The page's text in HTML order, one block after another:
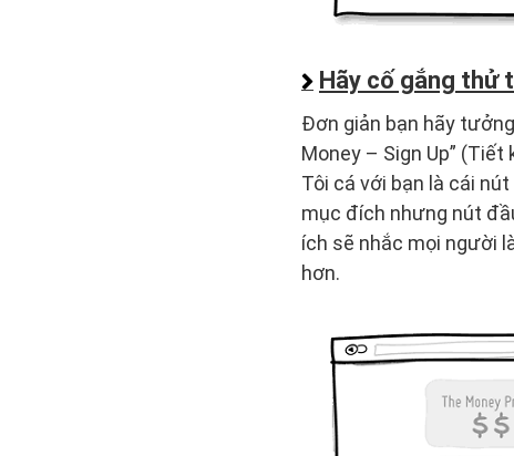
Hãy cố gắng thử
Đơn giản bạn hãy
Money – Sign Up”
Tôi cá với bạn là cái
mục đích nhưng nút
ích sẽ nhắc mọi người
hơn.